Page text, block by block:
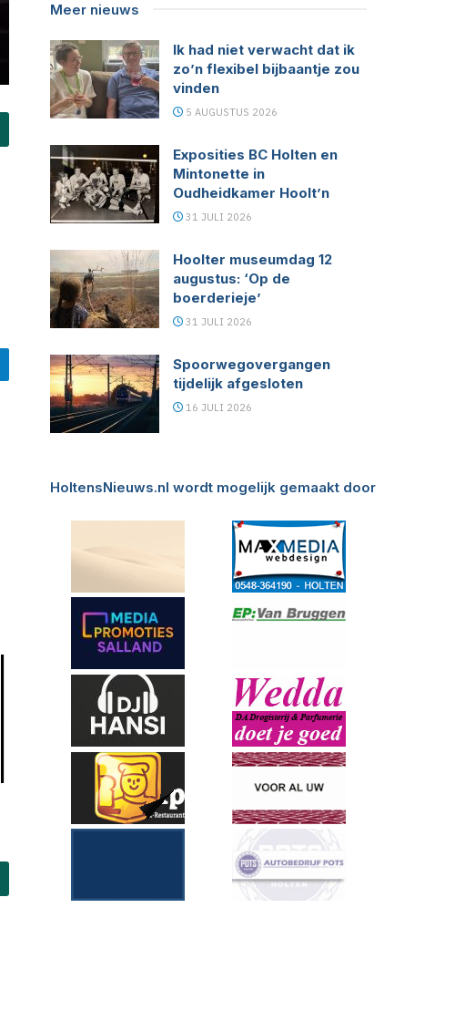
Meer nieuws
Ik had niet verwacht dat ik
zo’n flexibel bijbaantje zou
vinden
5 AUGUSTUS 2026
Exposities BC Holten en
Mintonette in
Oudheidkamer Hoolt’n
31 JULI 2026
Hoolter museumdag 12
augustus: ‘Op de
boerderieje’
31 JULI 2026
Spoorwegovergangen
tijdelijk afgesloten
16 JULI 2026
HoltensNieuws.nl wordt mogelijk gemaakt door